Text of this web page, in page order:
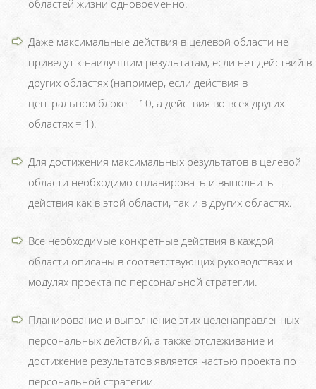
областей жизни одновременно.
Даже максимальные действия в целевой области не
приведут к наилучшим результатам, если нет действий в
других областях (например, если действия в
центральном блоке = 10, а действия во всех других
областях = 1).
Для достижения максимальных результатов в целевой
области необходимо спланировать и выполнить
действия как в этой области, так и в других областях.
Все необходимые конкретные действия в каждой
области описаны в соответствующих руководствах и
модулях проекта по персональной стратегии.
Планирование и выполнение этих целенаправленных
персональных действий, а также отслеживание и
достижение результатов является частью проекта по
персональной стратегии.